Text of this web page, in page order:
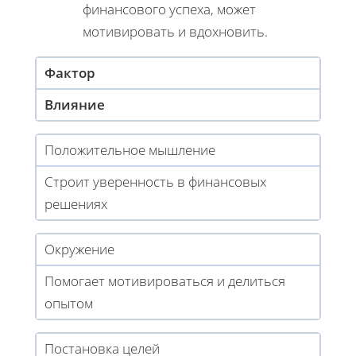
финансового успеха, может
мотивировать и вдохновить.
Фактор
Влияние
Положительное мышление
Строит уверенность в финансовых
решениях
Окружение
Помогает мотивироваться и делиться
опытом
Постановка целей